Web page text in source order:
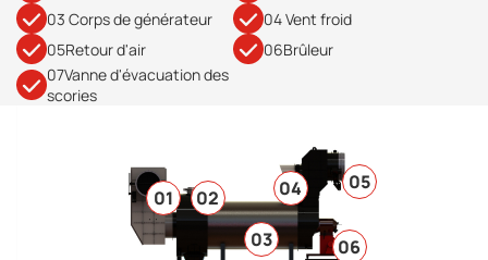
03 Corps de générateur
04 Vent froid
05Retour d'air
06Brûleur
07Vanne d'évacuation des
scories
01
02
03
04 05
06